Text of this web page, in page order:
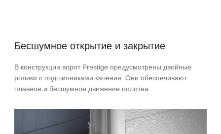
Бесшумное открытие и закрытие
В конструкции ворот Prestige предусмотрены двойные
ролики с подшипниками качения. Они обеспечивают
плавное и бесшумное движение полотна.